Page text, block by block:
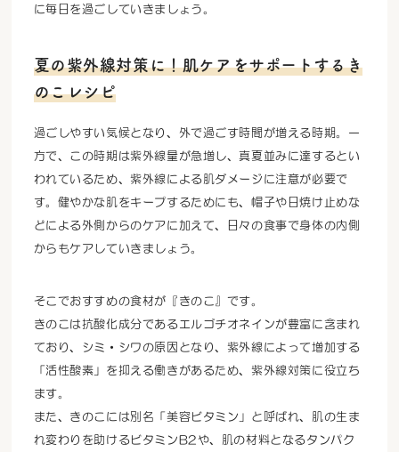
に毎日を過ごしていきましょう。
夏の紫外線対策に！肌ケアをサポートするき
のこレシピ
過ごしやすい気候となり、外で過ごす時間が増える時期。一
方で、この時期は紫外線量が急増し、真夏並みに達するとい
われているため、紫外線による肌ダメージに注意が必要で
す。健やかな肌をキープするためにも、帽子や日焼け止めな
どによる外側からのケアに加えて、日々の食事で身体の内側
からもケアしていきましょう。
そこでおすすめの食材が『きのこ』です。
きのこは抗酸化成分であるエルゴチオネインが豊富に含まれ
ており、シミ・シワの原因となり、紫外線によって増加する
「活性酸素」を抑える働きがあるため、紫外線対策に役立ち
ます。
また、きのこには別名「美容ビタミン」と呼ばれ、肌の生ま
れ変わりを助けるビタミンB2や、肌の材料となるタンパク